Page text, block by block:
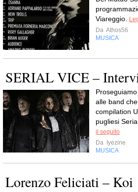
Viareggio.
Da Athos56
MUSICA
SERIAL VICE –
alle band
compilation
pugliesi
il seguito
Da
Iyezine
MUSICA
Lorenzo Feliciati – Koi